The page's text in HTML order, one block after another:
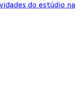
do estúdio na